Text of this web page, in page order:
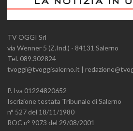
TV OGGI Srl
via Wenner 5 (Z.Ind.) - 84131 Salerno
Tel. 089.302824
tvoggi@tvoggisalerno.it |
P. Iva 01224820652
Iscrizione testata Tribunale di Salerno
n° 527 del 18/11/1980
ROC n° 9073 del 29/08/2001